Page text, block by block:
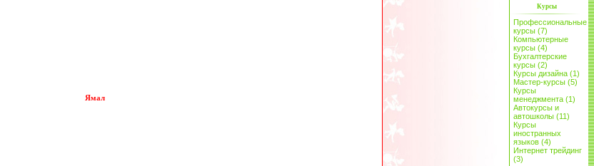
Ямал
Курсы
Профессиональные
курсы (7)
Компьютерные
курсы (4)
Бухгалтерские
курсы (2)
Курсы дизайна (1)
Мастер-курсы (5)
Курсы
менеджмента (1)
Автокурсы и
автошколы (11)
Курсы
иностранных
языков (4)
Интернет трейдинг
(3)